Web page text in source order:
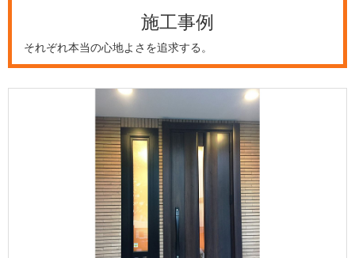
施工事例
それぞれ本当の心地よさを追求する。